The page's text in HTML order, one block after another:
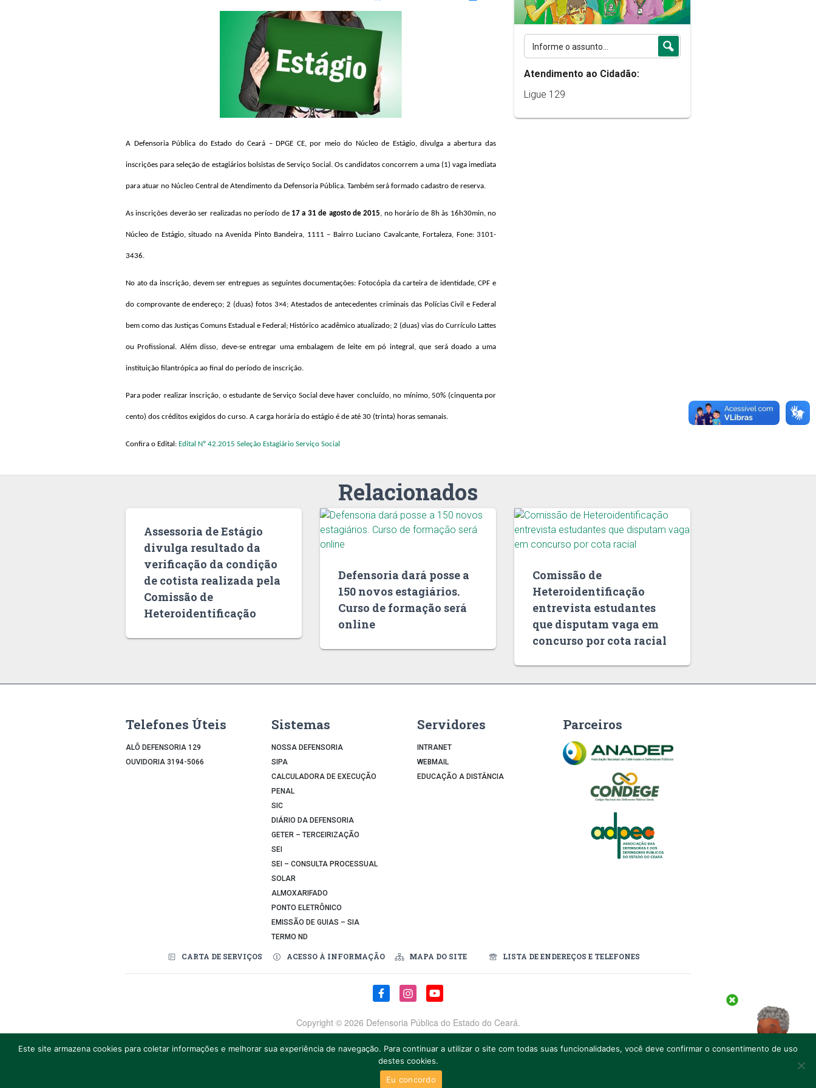
A Defensoria Pública do Estado do Ceará – DPGE CE, por meio do Núcleo de Estágio, divulga a abertura das
inscrições para seleção de estagiários bolsistas de Serviço Social. Os candidatos concorrem a uma (1) vaga imediata
para atuar no Núcleo Central de Atendimento da Defensoria Pública. Também será formado cadastro de reserva.
As inscrições deverão ser realizadas no período de 17 a 31 de agosto de 2015, no horário de 8h às 16h30min, no
Núcleo de Estágio, situado na Avenida Pinto Bandeira, 1111 – Bairro Luciano Cavalcante, Fortaleza, Fone: 3101-
3436.
No ato da inscrição, devem ser entregues as seguintes documentações: Fotocópia da carteira de identidade, CPF e
do comprovante de endereço; 2 (duas) fotos 3×4; Atestados de antecedentes criminais das Polícias Civil e Federal
bem como das Justiças Comuns Estadual e Federal; Histórico acadêmico atualizado; 2 (duas) vias do Currículo Lattes
ou Profissional. Além disso, deve-se entregar uma embalagem de leite em pó integral, que será doado a uma
instituição filantrópica ao final do período de inscrição.
Para poder realizar inscrição, o estudante de Serviço Social deve haver concluído, no mínimo, 50% (cinquenta por
cento) dos créditos exigidos do curso. A carga horária do estágio é de até 30 (trinta) horas semanais.
Confira o Edital: Edital Nº 42.2015 Seleção Estagiário Serviço Social
Atendimento ao Cidadão:
Ligue 129
Relacionados
Assessoria de Estágio
divulga resultado da
verificação da condição
de cotista realizada pela
Comissão de
Heteroidentificação
Defensoria dará posse a
150 novos estagiários.
Curso de formação será
online
Comissão de
Heteroidentificação
entrevista estudantes
que disputam vaga em
concurso por cota racial
Telefones Úteis
ALÔ DEFENSORIA 129
OUVIDORIA 3194-5066
Sistemas
NOSSA DEFENSORIA
SIPA
CALCULADORA DE EXECUÇÃO
PENAL
SIC
DIÁRIO DA DEFENSORIA
GETER – TERCEIRIZAÇÃO
SEI
SEI – CONSULTA PROCESSUAL
SOLAR
ALMOXARIFADO
PONTO ELETRÔNICO
EMISSÃO DE GUIAS – SIA
TERMO ND
Servidores
INTRANET
WEBMAIL
EDUCAÇÃO A DISTÂNCIA
Parceiros
CARTA DE SERVIÇOS ACESSO À INFORMAÇÃO MAPA DO SITE LISTA DE ENDEREÇOS E TELEFONES
Copyright © 2026 Defensoria Pública do Estado do Ceará.
Telefones: (85) 3194-5000
Este site armazena cookies para coletar informações e melhorar sua experiência de navegação. Para continuar a utilizar o site com todas suas funcionalidades, você deve confirmar o consentimento de uso
destes cookies.
Eu concordo